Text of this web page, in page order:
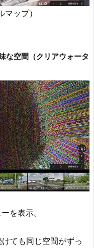
マップ）
な空間（クリアウォータ
を表示。
ても同じ空間がずっ